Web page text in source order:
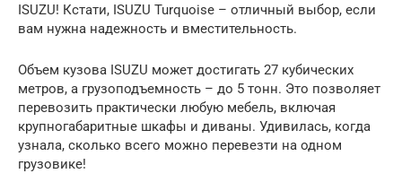
ISUZU! Кстати, ISUZU Turquoise – отличный выбор, если
вам нужна надежность и вместительность.
Объем кузова ISUZU может достигать 27 кубических
метров, а грузоподъемность – до 5 тонн. Это позволяет
перевозить практически любую мебель, включая
крупногабаритные шкафы и диваны. Удивилась, когда
узнала, сколько всего можно перевезти на одном
грузовике!